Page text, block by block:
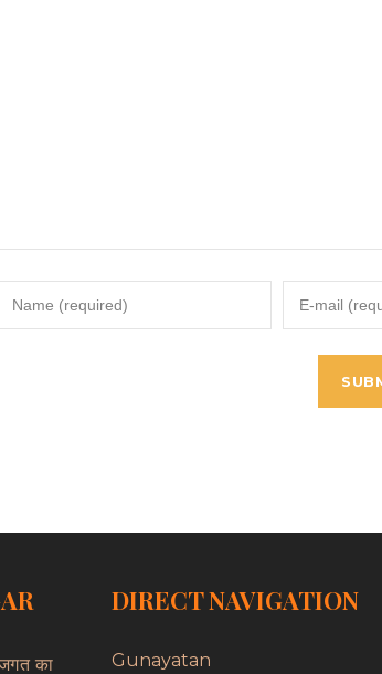
का
DIRECT NAVIGATION
Gunayatan